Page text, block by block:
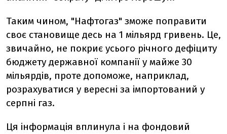
Таким чином, "Нафтогаз" зможе поправити
своє становище десь на 1 мільярд гривень. Це,
звичайно, не покриє усього річного дефіциту
бюджету державної компанії у майже 30
мільярдів, проте допоможе, наприклад,
розрахуватися у вересні за імпортований у
серпні газ.
Ця інформація вплинула і на фондовий